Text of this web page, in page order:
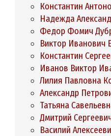
Константин
Надежда
Федор Фомич
Виктор Иванович
Константин
Иванов Виктор
Лилия Павловна
Александр
Татьяна
Дмитрий
Василий